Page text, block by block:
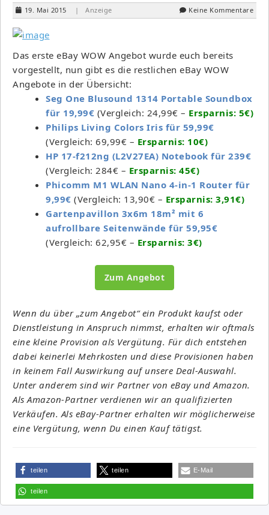
19. Mai 2015 | Anzeige Keine Kommentare
Das erste eBay WOW Angebot wurde euch bereits
vorgestellt, nun gibt es die restlichen eBay WOW
Angebote in der Übersicht:
Seg One Blusound 1314 Portable Soundbox
für 19,99€ (Vergleich: 24,99€ – Ersparnis: 5€)
Philips Living Colors Iris für 59,99€
(Vergleich: 69,99€ – Ersparnis: 10€)
HP 17-f212ng (L2V27EA) Notebook für 239€
(Vergleich: 284€ – Ersparnis: 45€)
Phicomm M1 WLAN Nano 4-in-1 Router für
9,99€ (Vergleich: 13,90€ – Ersparnis: 3,91€)
Gartenpavillon 3x6m 18m² mit 6
aufrollbare Seitenwände für 59,95€
(Vergleich: 62,95€ – Ersparnis: 3€)
Zum Angebot
Wenn du über „zum Angebot“ ein Produkt kaufst oder
Dienstleistung in Anspruch nimmst, erhalten wir oftmals
eine kleine Provision als Vergütung. Für dich entstehen
dabei keinerlei Mehrkosten und diese Provisionen haben
in keinem Fall Auswirkung auf unsere Deal-Auswahl.
Unter anderem sind wir Partner von eBay und Amazon.
Als Amazon-Partner verdienen wir an qualifizierten
Verkäufen. Als eBay-Partner erhalten wir möglicherweise
eine Vergütung, wenn Du einen Kauf tätigst.
teilen teilen E-Mail
teilen